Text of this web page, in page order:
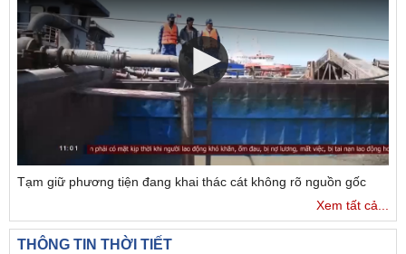
Tạm giữ phương tiện đang khai thác cát không rõ nguồn gốc
Xem tất cả...
THÔNG TIN THỜI TIẾT